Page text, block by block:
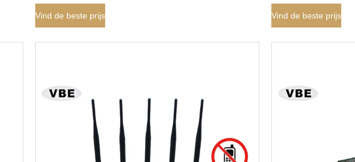
Kanalencel, Signaalblocker
Vind de beste prijs Vind de beste prijs